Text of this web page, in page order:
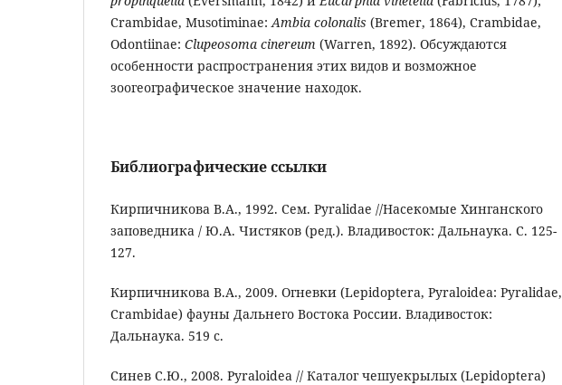
Crambidae, Musotiminae:Ambia colonalis (Bremer, 1864), Crambidae,
Odontiinae: Clupeosoma cinereum (Warren, 1892). Обсуждаются
особенности распространения этих видов и возможное
зоогеографическое значение находок.
Библиографические ссылки
Кирпичникова В.А., 1992. Сем. Pyralidae //Насекомые Хинганского
заповедника / Ю.А. Чистяков (ред.). Владивосток: Дальнаука. С. 125-
127.
Кирпичникова В.А., 2009. Огневки (Lepidoptera, Pyraloidea: Pyralidae,
Crambidae) фауны Дальнего Востока России. Владивосток:
Дальнаука. 519 с.
Синев С.Ю., 2008. Pyraloidea // Каталог чешуекрылых (Lepidoptera)